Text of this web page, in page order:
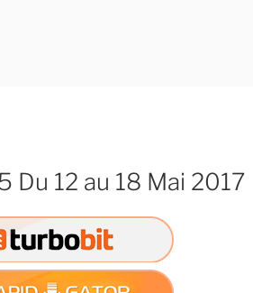
Du 12 au 18 Mai 2017